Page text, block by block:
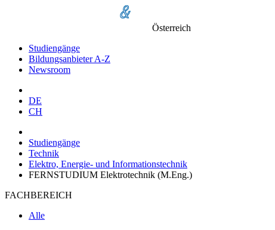
Österreich
Studiengänge
Bildungsanbieter A-Z
Newsroom
DE
CH
Studiengänge
Technik
Elektro, Energie- und Informationstechnik
FERNSTUDIUM Elektrotechnik (M.Eng.)
FACHBEREICH
Alle